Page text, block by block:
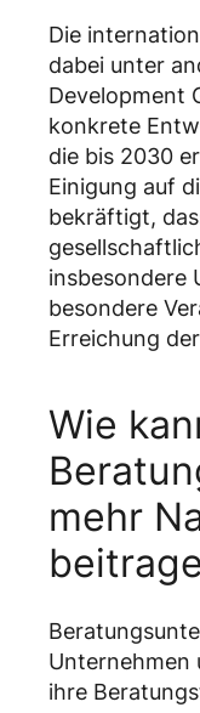
Die
dabei unter
Development
konkrete
die bis 2030
Einigung auf
bekräftigt,
insbesondere
besondere
Erreichung
Wie
mehr
Unternehmen
ihre